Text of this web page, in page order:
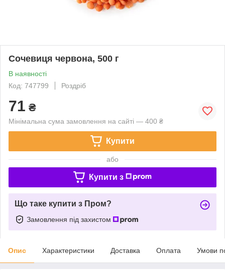
Сочевиця червона, 500 г
В наявності
Код: 747799
Роздріб
71 ₴
Мінімальна сума замовлення на сайті — 400 ₴
Купити
або
Купити з
Що таке купити з Пром?
Замовлення під захистом
Опис Характеристики Доставка Оплата Умови